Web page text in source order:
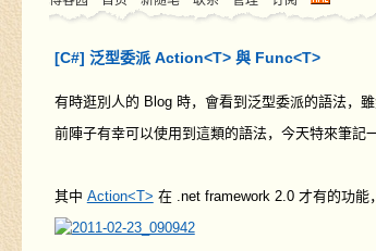
[C#] 泛型委派 Action<T> 與 Func<T>
有時逛別人的 Blog 時，會看到泛型委派的語法，
前陣子有幸可以使用到這類的語法，今天特來筆記一
其中 Action<T> 在 .net framework 2.0 才有的功能